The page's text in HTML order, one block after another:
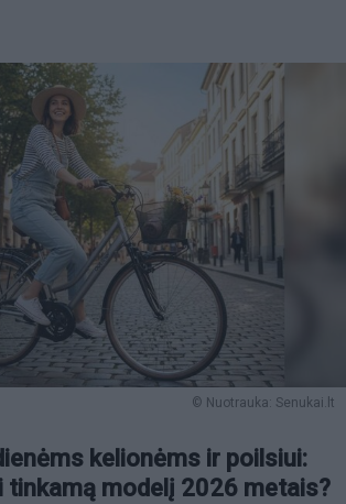
© Nuotrauka: Senukai.lt
kelionėms ir poilsiui:
tinkamą modelį 2026 metais?